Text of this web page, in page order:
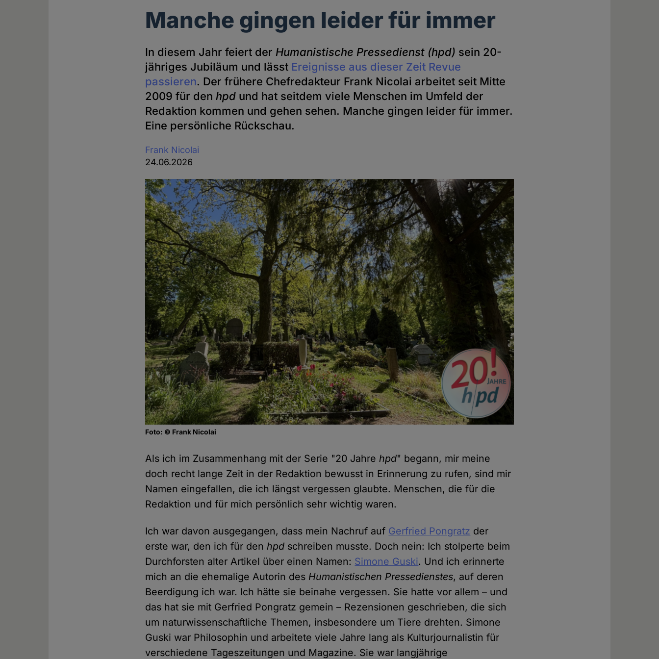
Manche gingen leider für immer
In diesem Jahr feiert der Humanistische Pressedienst (hpd) sein 20-
jähriges Jubiläum und lässt Ereignisse aus dieser Zeit Revue
passieren. Der frühere Chefredakteur Frank Nicolai arbeitet seit Mitte
2009 für den hpd und hat seitdem viele Menschen im Umfeld der
Redaktion kommen und gehen sehen. Manche gingen leider für immer.
Eine persönliche Rückschau.
Frank Nicolai
24.06.2026
Foto: © Frank Nicolai
Als ich im Zusammenhang mit der Serie "20 Jahrehpd" begann, mir meine
doch recht lange Zeit in der Redaktion bewusst in Erinnerung zu rufen, sind mir
Namen eingefallen, die ich längst vergessen glaubte. Menschen, die für die
Redaktion und für mich persönlich sehr wichtig waren.
Ich war davon ausgegangen, dass mein Nachruf auf Gerfried Pongratz der
erste war, den ich für denhpd schreiben musste. Doch nein: Ich stolperte beim
Durchforsten alter Artikel über einen Namen: Simone Guski. Und ich erinnerte
mich an die ehemalige Autorin des Humanistischen Pressedienstes, auf deren
Beerdigung ich war. Ich hätte sie beinahe vergessen. Sie hatte vor allem – und
das hat sie mit Gerfried Pongratz gemein – Rezensionen geschrieben, die sich
um naturwissenschaftliche Themen, insbesondere um Tiere drehten. Simone
Guski war Philosophin und arbeitete viele Jahre lang als Kulturjournalistin für
verschiedene Tageszeitungen und Magazine. Sie war langjährige